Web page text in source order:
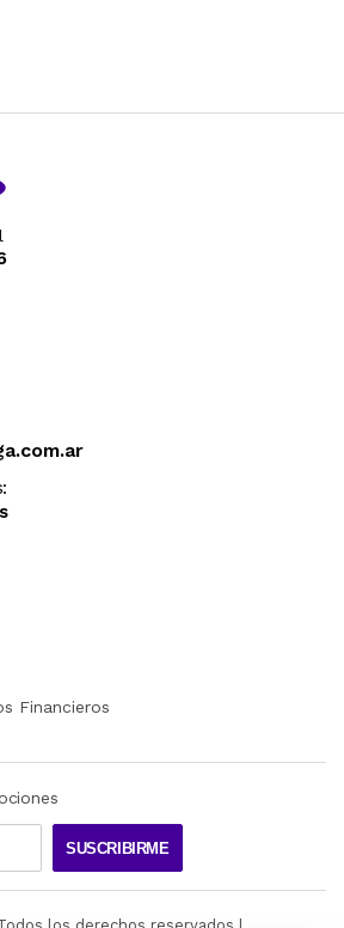
Financieros
SUSCRIBIRME